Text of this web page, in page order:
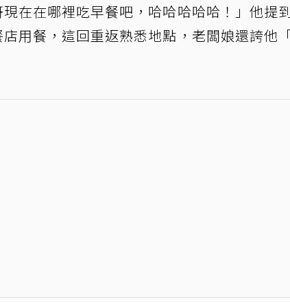
在在哪裡吃早餐吧，哈哈哈哈哈！」他提
用餐，這回重返熟悉地點，老闆娘還誇他